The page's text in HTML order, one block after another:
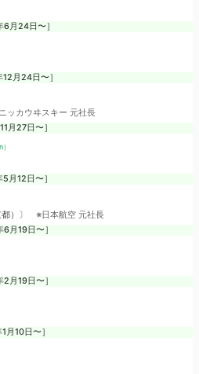
月24日〜］
月24日〜］
ッカウヰスキー 元社長
月27日〜］
月12日〜］
都）〕 ※日本航空 元社長
月19日〜］
月19日〜］
10日〜］